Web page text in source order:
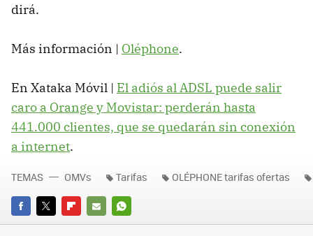
dirá.
Más información | Oléphone.
En Xataka Móvil | El adiós al ADSL puede salir
caro a Orange y Movistar: perderán hasta
441.000 clientes, que se quedarán sin conexión
a internet.
FACEBOOK
TWITTERFLIPBOARD
E-
WHATSAPP
TEMAS OMVs Tarifas OLÉPHONE tarifas ofertas